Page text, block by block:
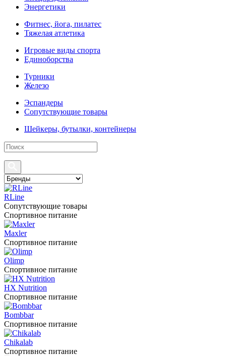
Энергетики
Фитнес, йога, пилатес
Тяжелая атлетика
Игровые виды спорта
Единоборства
Турники
Железо
Эспандеры
Сопутствующие товары
Шейкеры, бутылки, контейнеры
RLine
Сопутствующие товары
Спортивное питание
Maxler
Спортивное питание
Olimp
Спортивное питание
HX Nutrition
Спортивное питание
Bombbar
Спортивное питание
Chikalab
Спортивное питание